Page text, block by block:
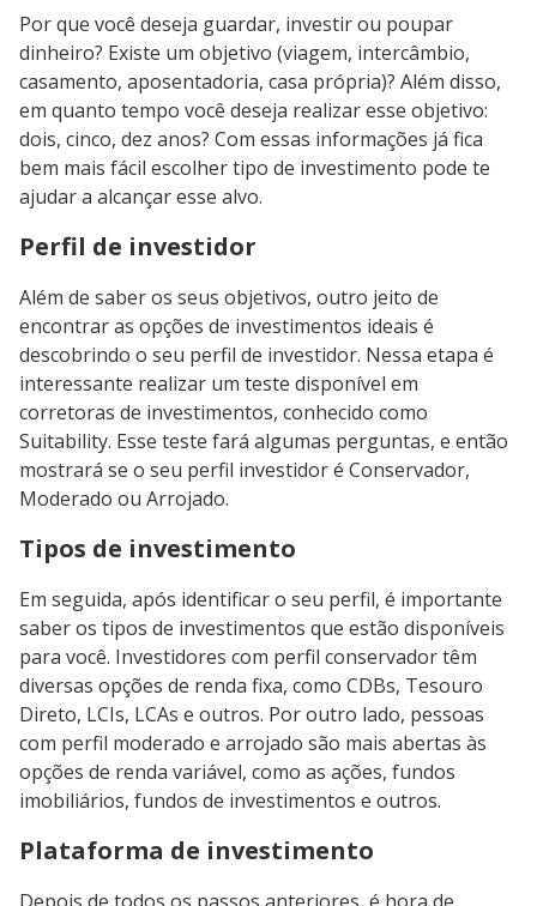
Por que você deseja guardar, investir ou poupar
dinheiro? Existe um objetivo (viagem, intercâmbio,
casamento, aposentadoria, casa própria)? Além disso,
em quanto tempo você deseja realizar esse objetivo:
dois, cinco, dez anos? Com essas informações já fica
bem mais fácil escolher tipo de investimento pode te
ajudar a alcançar esse alvo.
Perfil de investidor
Além de saber os seus objetivos, outro jeito de
encontrar as opções de investimentos ideais é
descobrindo o seu perfil de investidor. Nessa etapa é
interessante realizar um teste disponível em
corretoras de investimentos, conhecido como
Suitability. Esse teste fará algumas perguntas, e então
mostrará se o seu perfil investidor é Conservador,
Moderado ou Arrojado.
Tipos de investimento
Em seguida, após identificar o seu perfil, é importante
saber os tipos de investimentos que estão disponíveis
para você. Investidores com perfil conservador têm
diversas opções de renda fixa, como CDBs, Tesouro
Direto, LCIs, LCAs e outros. Por outro lado, pessoas
com perfil moderado e arrojado são mais abertas às
opções de renda variável, como as ações, fundos
imobiliários, fundos de investimentos e outros.
Plataforma de investimento